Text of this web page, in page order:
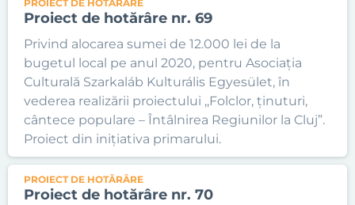
PROIECT DE HOTĂRÂRE
Proiect de hotărâre nr. 69
Privind alocarea sumei de 12.000 lei de la
bugetul local pe anul 2020, pentru Asociația
Culturală Szarkaláb Kulturális Egyesület, în
vederea realizării proiectului ,,Folclor, ținuturi,
cântece populare – Întâlnirea Regiunilor la Cluj”.
Proiect din inițiativa primarului.
PROIECT DE HOTĂRÂRE
Proiect de hotărâre nr. 70